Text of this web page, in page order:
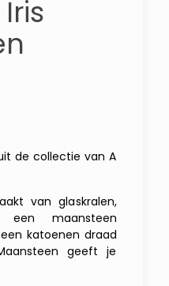
de collectie van A
van glaskralen,
maansteen
katoenen draad
geeft je